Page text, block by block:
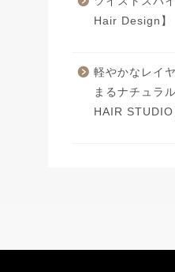
Hair Design】
軽やかなレイ
まるナチュラ
HAIR STUDIO